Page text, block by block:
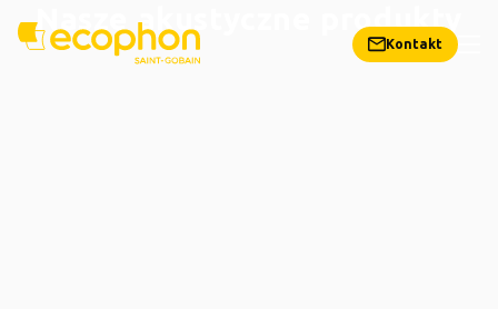
Kontakt
Nasze akustyczne produkty